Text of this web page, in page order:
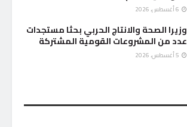
وزيرا الصحة والانتاج الحربي بحثا مستجدات
عدد من المشروعات القومية المشتركة